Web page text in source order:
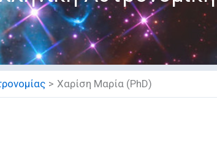
Χαρίση Μαρία (PhD)